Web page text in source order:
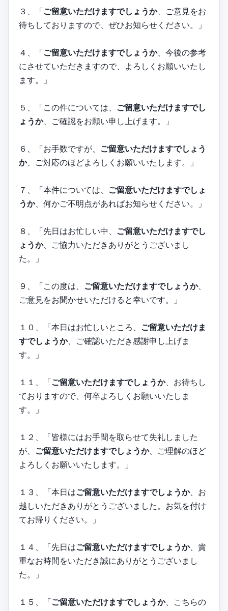
３、「ご留意いただけますでしょうか、ご意見をお
待ちしておりますので、ぜひお知らせください。」
４、「ご留意いただけますでしょうか、今後の参考
にさせていただきますので、よろしくお願いいたし
ます。」
５、「この件については、 ご留意いただけますでし
ょうか、ご確認をお願い申し上げます。」
６、「お手数ですが、 ご留意いただけますでしょう
か、ご対応のほどよろしくお願いいたします。」
７、「本件については、 ご留意いただけますでしょ
うか、何かご不明点があればお知らせください。」
８、「先日はお忙しい中、 ご留意いただけますでし
ょうか、ご協力いただきありがとうございまし
た。」
９、「この度は、 ご留意いただけますでしょうか、
ご意見をお聞かせいただけると幸いです。」
１０、「本日はお忙しいところ、 ご留意いただけま
すでしょうか、ご確認いただき感謝申し上げま
す。」
１１、「ご留意いただけますでしょうか、お待ちし
ておりますので、何卒よろしくお願いいたしま
す。」
１２、「皆様にはお手間を取らせて失礼しました
が、 ご留意いただけますでしょうか、ご理解のほど
よろしくお願いいたします。」
１３、「本日はご留意いただけますでしょうか、お
越しいただきありがとうございました。お気を付け
てお帰りください。」
１４、「先日はご留意いただけますでしょうか、貴
重なお時間をいただき誠にありがとうございまし
た。」
１５、「ご留意いただけますでしょうか、こちらの